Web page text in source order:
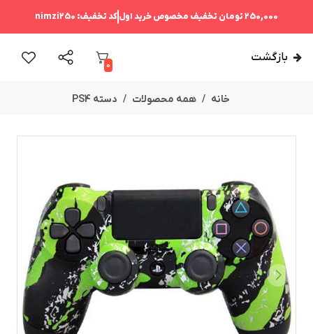
250,000 تومان تخفیف مخصوص خرید اولکد تخفیف: nimzi250
بازگشت
0
خانه همه محصولات دسته PS4